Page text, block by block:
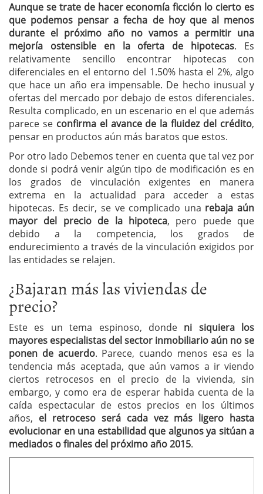
Aunque se trate de hacer economía ficción lo cierto es
que podemos pensar a fecha de hoy que al menos
durante el próximo año no vamos a permitir una
mejoría ostensible en la oferta de hipotecas. Es
relativamente sencillo encontrar hipotecas con
diferenciales en el entorno del 1.50% hasta el 2%, algo
que hace un año era impensable. De hecho inusual y
ofertas del mercado por debajo de estos diferenciales.
Resulta complicado, en un escenario en el que además
parece se confirma el avance de la fluidez del crédito,
pensar en productos aún más baratos que estos.
Por otro lado Debemos tener en cuenta que tal vez por
donde si podrá venir algún tipo de modificación es en
los grados de vinculación exigentes en manera
extrema en la actualidad para acceder a estas
hipotecas. Es decir, se ve complicado una rebaja aún
mayor del precio de la hipoteca, pero puede que
debido a la competencia, los grados de
endurecimiento a través de la vinculación exigidos por
las entidades se relajen.
¿Bajaran más las viviendas de
precio?
Este es un tema espinoso, dondeni siquiera los
mayores especialistas del sector inmobiliario aún no se
ponen de acuerdo. Parece, cuando menos esa es la
tendencia más aceptada, que aún vamos a ir viendo
ciertos retrocesos en el precio de la vivienda, sin
embargo, y como era de esperar habida cuenta de la
caída espectacular de estos precios en los últimos
años, el retroceso será cada vez más ligero hasta
evolucionar en una estabilidad que algunos ya sitúan a
mediados o finales del próximo año 2015.